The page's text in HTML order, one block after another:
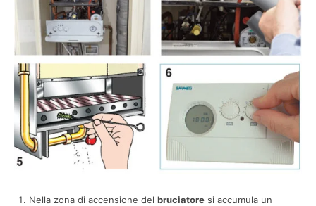
Nella zona di accensione del bruciatore si accumula un